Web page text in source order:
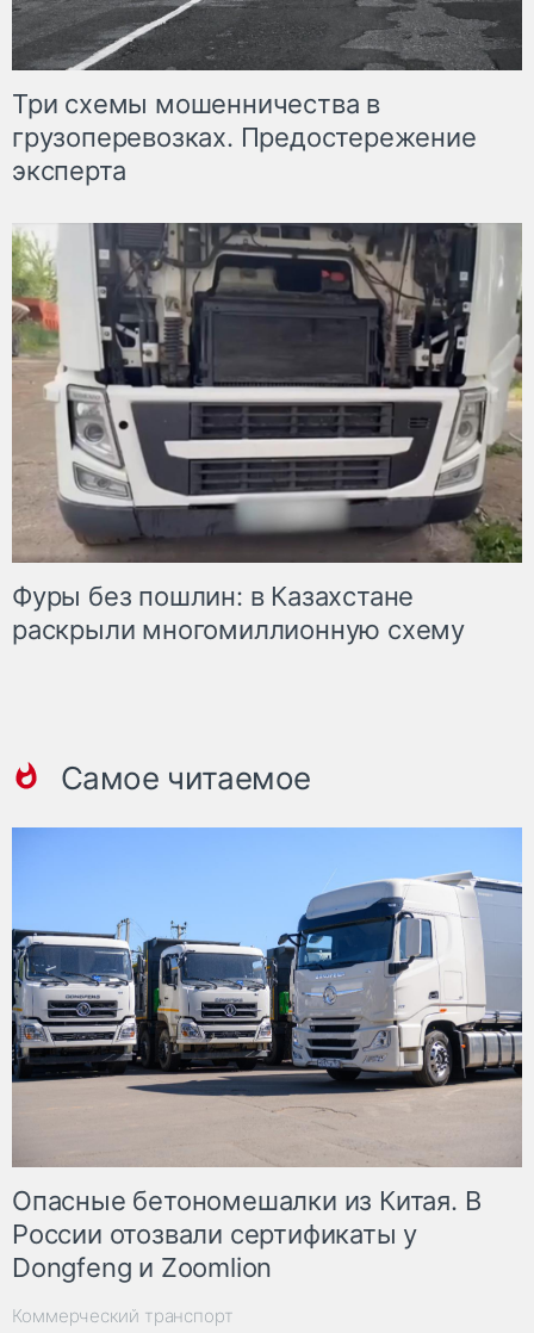
Три схемы мошенничества в
грузоперевозках. Предостережение
эксперта
Фуры без пошлин: в Казахстане
раскрыли многомиллионную схему
Самое читаемое
Опасные бетономешалки из Китая. В
России отозвали сертификаты у
Dongfeng и Zoomlion
Коммерческий транспорт